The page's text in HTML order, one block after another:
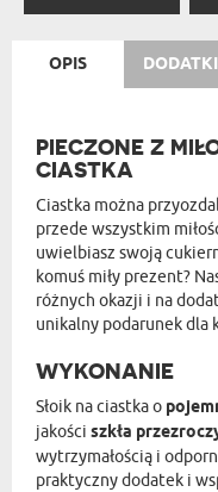
OPIS DODATKI
PIECZONE Z
CIASTKA
Ciastka można
przede wszystkim
uwielbiasz swoją
komuś miły prezent?
różnych okazji i na
unikalny podarunek dla
WYKONANIE
Słoik na ciastka o
jakości szkła
wytrzymałością i
praktyczny dodatek i